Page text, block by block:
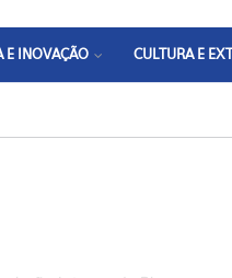
E INOVAÇÃO CULTURA E